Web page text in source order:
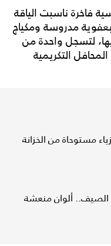
فاخرة ناسبت الياقة
مدروسة ومكياج
لتسجل واحدة من
التكريمية
مستوحاة من الخزانة
الصيف.. ألوان منعشة